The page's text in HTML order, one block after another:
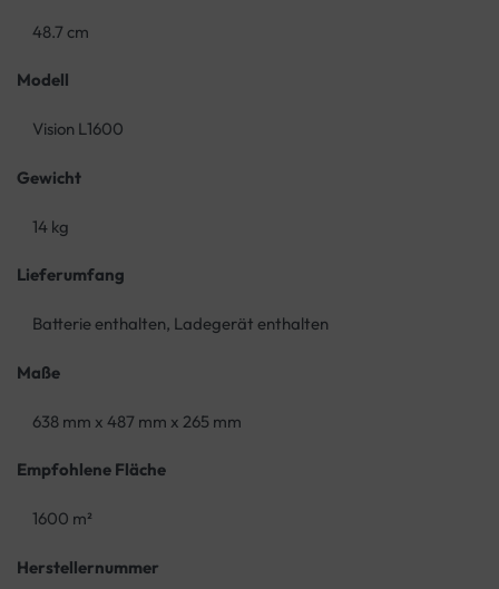
48.7 cm
Modell
Vision L1600
Gewicht
14 kg
Lieferumfang
Batterie enthalten, Ladegerät enthalten
Maße
638 mm x 487 mm x 265 mm
Empfohlene Fläche
1600 m²
Herstellernummer